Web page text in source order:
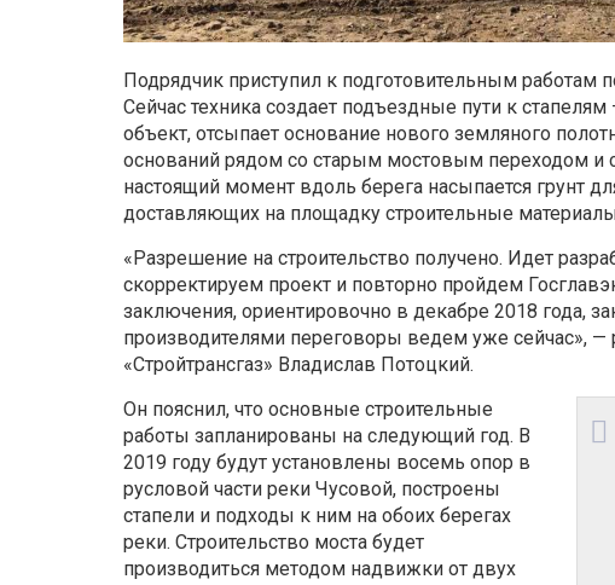
Подрядчик приступил к подготовительным работам
Сейчас техника создает подъездные пути к
объект, отсыпает основание нового земляного
оснований рядом со старым мостовым переходом и
настоящий момент вдоль берега насыпается грунт
доставляющих на площадку строительные
«Разрешение на строительство получено. Идет
скорректируем проект и повторно пройдем
заключения, ориентировочно в декабре 2018 года,
производителями переговоры ведем уже сейчас», —
«Стройтрансгаз» Владислав Потоцкий.
Он пояснил, что основные строительные
работы запланированы на следующий год. В
2019 году будут установлены восемь опор в
русловой части реки Чусовой, построены
стапели и подходы к ним на обоих берегах
реки. Строительство моста будет
производиться методом надвижки от двух